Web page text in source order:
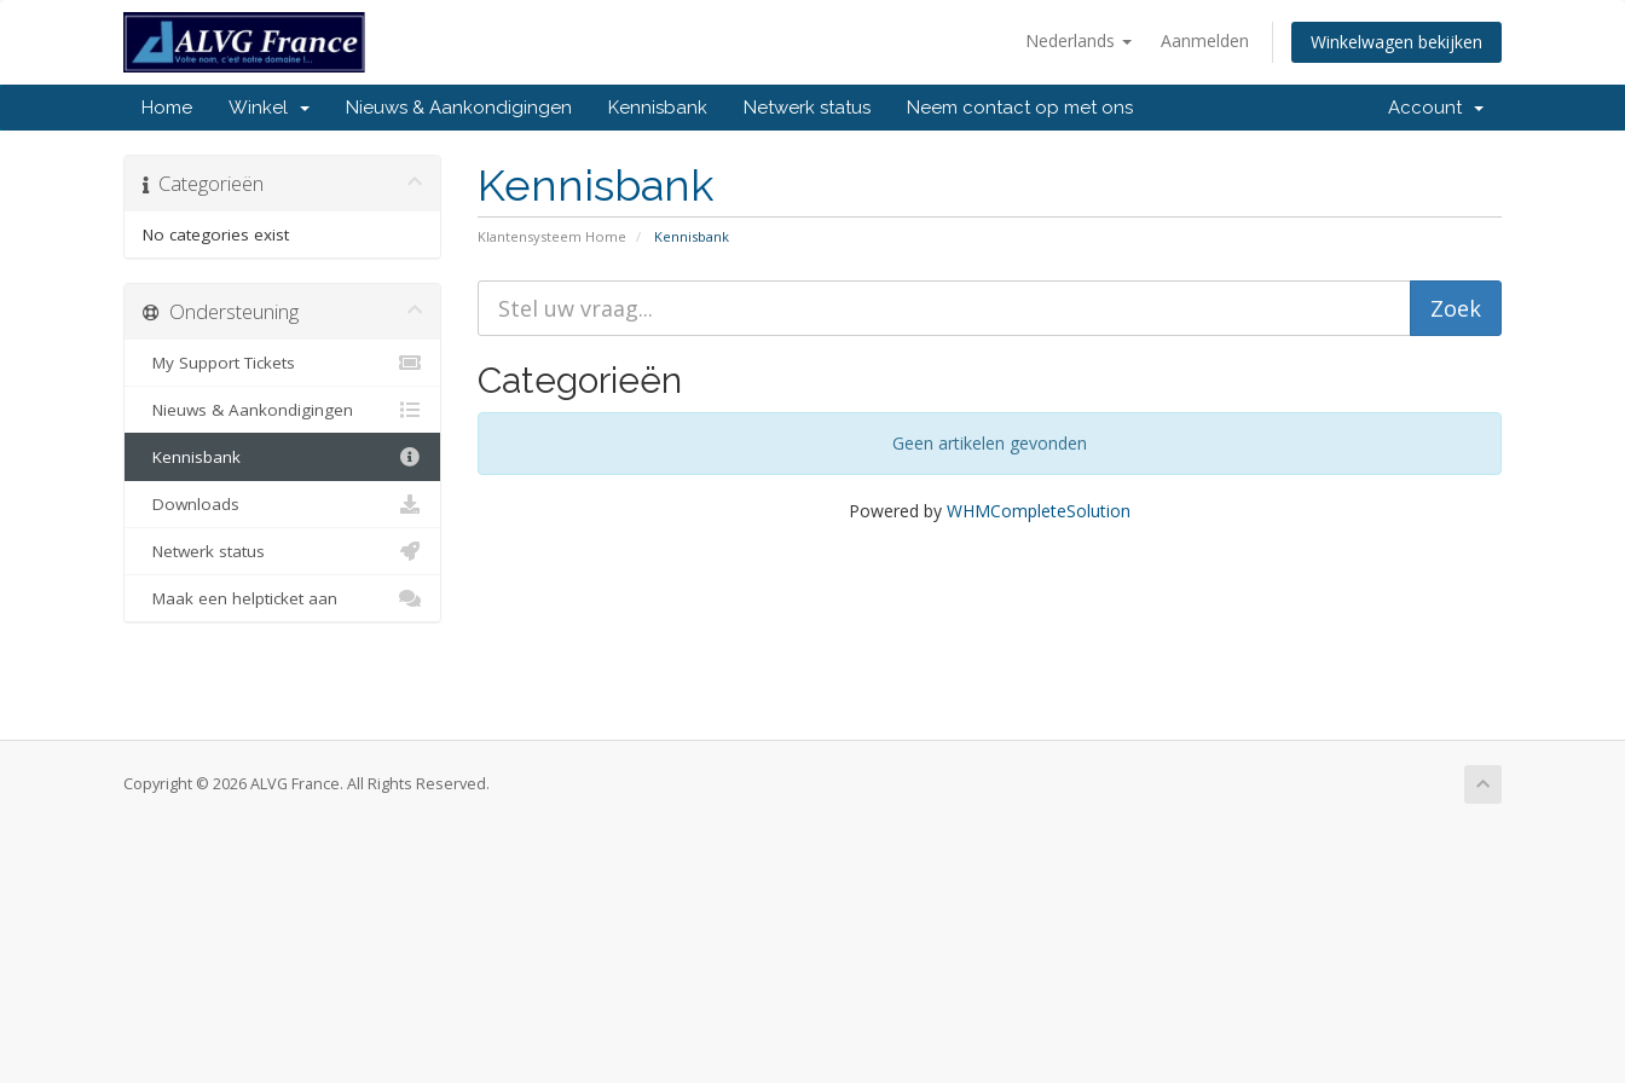
Nederlands Aanmelden Winkelwagen bekijken
Home Winkel Nieuws & Aankondigingen Kennisbank Netwerk status Neem contact op met ons Account
Kennisbank
Klantensysteem Home Kennisbank
Categorieën
No categories exist
Categorieën
Geen artikelen gevonden
Powered by WHMCompleteSolution
Ondersteuning
My Support Tickets
Nieuws & Aankondigingen
Kennisbank
Downloads
Netwerk status
Maak een helpticket aan
Copyright © 2026 ALVG France. All Rights Reserved.